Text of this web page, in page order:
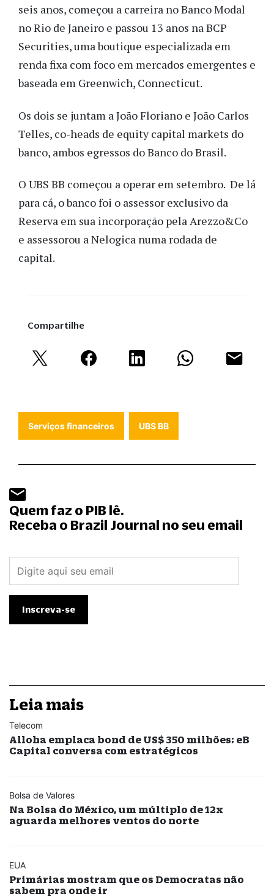
seis anos, começou a carreira no Banco Modal
no Rio de Janeiro e passou 13 anos na BCP
Securities, uma boutique especializada em
renda fixa com foco em mercados emergentes e
baseada em Greenwich, Connecticut.
Os dois se juntam a João Floriano e João Carlos
Telles, co-heads de equity capital markets do
banco, ambos egressos do Banco do Brasil.
O UBS BB começou a operar em setembro. De lá
para cá, o banco foi o assessor exclusivo da
Reserva em sua incorporação pela Arezzo&Co
e assessorou a Nelogica numa rodada de
capital.
Compartilhe
Serviços financeiros UBS BB
Quem faz o PIB lê.
Receba o Brazil Journal no seu email
Leia mais
Telecom
Alloha emplaca bond de US$ 350 milhões; eB
Capital conversa com estratégicos
Bolsa de Valores
Na Bolsa do México, um múltiplo de 12x
aguarda melhores ventos do norte
EUA
Primárias mostram que os Democratas não
sabem pra onde ir